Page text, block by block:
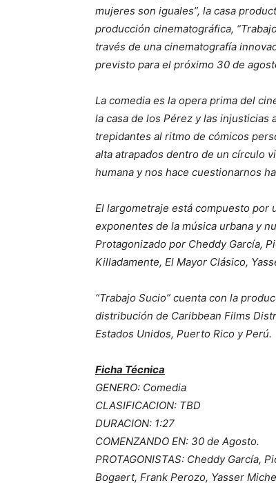
mujeres son iguales”, la casa
producción cinematográfica,
través de una cinematografía
previsto para el próximo 30 de
La comedia es la opera prima del
la casa de los Pérez y las injusticias
trepidantes al ritmo de cómicos
alta atrapados dentro de un círculo
humana y nos hace cuestionarnos
El largometraje está compuesto por
exponentes de la música urbana y
Protagonizado por Cheddy García,
Killadamente, El Mayor Clásico,
“Trabajo Sucio” cuenta con la
distribución de Caribbean Films
Estados Unidos, Puerto Rico y Perú.
Ficha Técnica
GENERO: Comedia
CLASIFICACION: TBD
DURACION: 1:27
COMENZANDO EN: 30 de Agosto.
PROTAGONISTAS: Cheddy García,
Bogaert, Frank Perozo, Yasser